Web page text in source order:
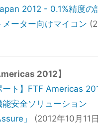
2012 - 0.1%精度の
メーター向けマイコン
2012】
ート】FTF Americas
能安全ソリューション
」
(2012年10月11